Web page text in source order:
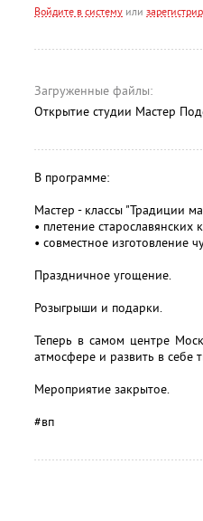
Войдите в систему или
Загруженные файлы:
Открытие студии Мастер
В программе:
Мастер - классы "Традиции
• плетение
• совместное изготовление
Праздничное угощение.
Розыгрыши и подарки.
Теперь в самом центре
атмосфере и развить в себе
Мероприятие закрытое.
#вп